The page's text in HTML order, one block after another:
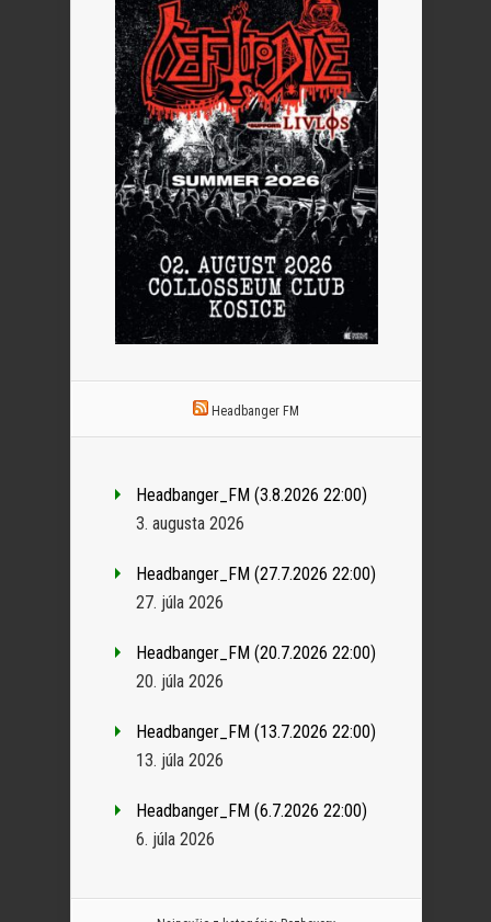
Headbanger FM
Headbanger_FM (3.8.2026 22:00)
3. augusta 2026
Headbanger_FM (27.7.2026 22:00)
27. júla 2026
Headbanger_FM (20.7.2026 22:00)
20. júla 2026
Headbanger_FM (13.7.2026 22:00)
13. júla 2026
Headbanger_FM (6.7.2026 22:00)
6. júla 2026